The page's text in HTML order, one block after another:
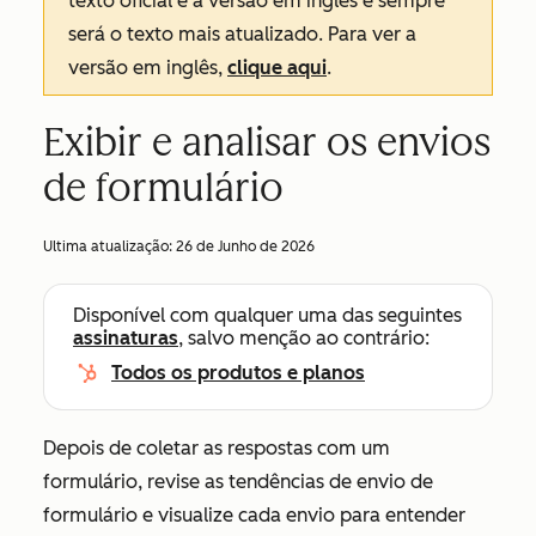
será o texto mais atualizado. Para ver a
versão em inglês, clique aqui.
Exibir e analisar os envios
de formulário
Ultima atualização: 26 de Junho de 2026
Disponível com qualquer uma das seguintes
assinaturas, salvo menção ao contrário:
Todos os produtos e planos
Depois de coletar as respostas com um
formulário, revise as tendências de envio de
formulário e visualize cada envio para entender